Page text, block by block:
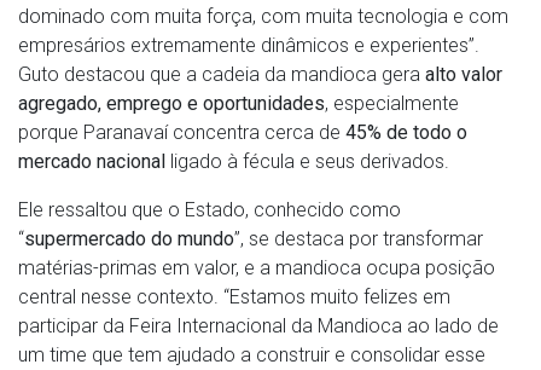
dominado com muita força, com muita tecnologia e com
empresários extremamente dinâmicos e experientes”.
Guto destacou que a cadeia da mandioca gera alto valor
agregado, emprego e oportunidades, especialmente
porque Paranavaí concentra cerca de 45% de todo o
mercado nacional ligado à fécula e seus derivados.
Ele ressaltou que o Estado, conhecido como
“supermercado do mundo”, se destaca por transformar
matérias-primas em valor, e a mandioca ocupa posição
central nesse contexto. “Estamos muito felizes em
participar da Feira Internacional da Mandioca ao lado de
um time que tem ajudado a construir e consolidar esse